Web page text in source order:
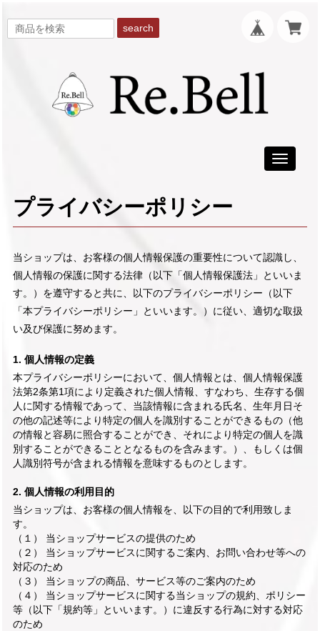
search
Toggle
プライバシーポリシー
当ショップは、お客様の個人情報保護の重要性について認識し、
個人情報の保護に関する法律（以下「個人情報保護法」といいま
す。）を遵守すると共に、以下のプライバシーポリシー（以下
「本プライバシーポリシー」といいます。）に従い、適切な取扱
い及び保護に努めます。
1. 個人情報の定義
本プライバシーポリシーにおいて、個人情報とは、個人情報保護
法第2条第1項により定義された個人情報、すなわち、生存する個
人に関する情報であって、当該情報に含まれる氏名、生年月日そ
の他の記述等により特定の個人を識別することができるもの（他
の情報と容易に照合することができ、それにより特定の個人を識
別することができることとなるものを含みます。）、もしくは個
人識別符号が含まれる情報を意味するものとします。
2. 個人情報の利用目的
当ショップは、お客様の個人情報を、以下の目的で利用致しま
す。
（１） 当ショップサービスの提供のため
（２） 当ショップサービスに関するご案内、お問い合わせ等への
対応のため
（３） 当ショップの商品、サービス等のご案内のため
（４） 当ショップサービスに関する当ショップの規約、ポリシー
等（以下「規約等」といいます。）に違反する行為に対する対応
のため